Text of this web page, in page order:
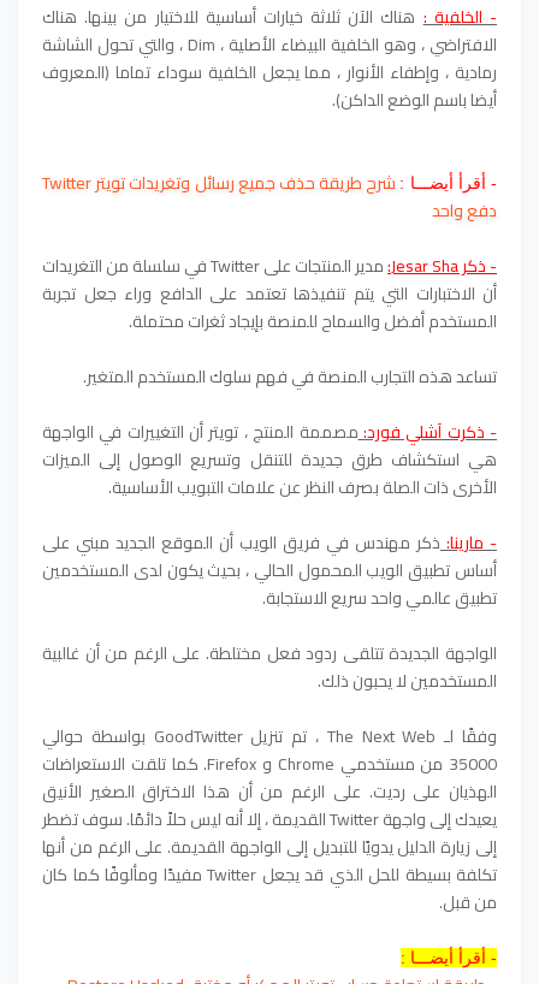
- الخلفية :هناك الآن ثلاثة خيارات أساسية للاختيار من بينها. هناك
الافتراضي ، وهو الخلفية البيضاء الأصلية ، Dim ، والتي تحول الشاشة
رمادية ، وإطفاء الأنوار ، مما يجعل الخلفية سوداء تماما (المعروف
أيضا باسم الوضع الداكن).
- أقرأ أيضـــا :
شرح طريقة حذف جميع رسائل وتغريدات تويتر Twitter
دفع واحد
- ذكر Jesar Sha:
مدير المنتجات على Twitter في سلسلة من التغريدات
أن الاختبارات التي يتم تنفيذها تعتمد على الدافع وراء جعل تجربة
المستخدم أفضل والسماح للمنصة بإيجاد ثغرات محتملة.
تساعد هذه التجارب المنصة في فهم سلوك المستخدم المتغير.
- ذكرت آشلي فورد:مصممة المنتج ، تويتر أن التغييرات في الواجهة
هي استكشاف طرق جديدة للتنقل وتسريع الوصول إلى الميزات
الأخرى ذات الصلة بصرف النظر عن علامات التبويب الأساسية.
- مارينا:ذكر مهندس في فريق الويب أن الموقع الجديد مبني على
أساس تطبيق الويب المحمول الحالي ، بحيث يكون لدى المستخدمين
تطبيق عالمي واحد سريع الاستجابة.
الواجهة الجديدة تتلقى ردود فعل مختلطة. على الرغم من أن غالبية
المستخدمين لا يحبون ذلك.
وفقًا لـ The Next Web ، تم تنزيل GoodTwitter بواسطة حوالي
35000 من مستخدمي Chrome و Firefox. كما تلقت الاستعراضات
الهذيان على رديت. على الرغم من أن هذا الاختراق الصغير الأنيق
يعيدك إلى واجهة Twitter القديمة ، إلا أنه ليس حلاً دائمًا. سوف تضطر
إلى زيارة الدليل يدويًا للتبديل إلى الواجهة القديمة. على الرغم من أنها
تكلفة بسيطة للحل الذي قد يجعل Twitter مفيدًا ومألوفًا كما كان
من قبل.
- أقرأ أيضـــا :